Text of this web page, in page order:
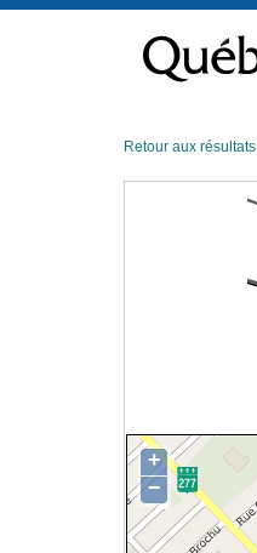
contenu
Retour aux résultats
+
−